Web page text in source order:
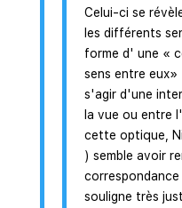
Celui-ci se
les différents
forme d' une «
sens entre eux»
s'agir d'une
la vue ou entre
cette optique,
) semble avoir
correspondance
souligne très